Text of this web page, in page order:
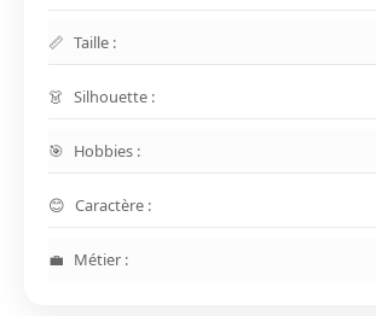
Taille :
Silhouette :
Hobbies :
Caractère :
Métier :